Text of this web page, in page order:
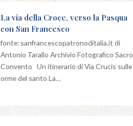
La via della Croce, verso la Pasqua
con San Francesco
fonte: sanfrancescopatronoditalia.it di
Antonio Tarallo Archivio Fotografico Sacro
Convento Un itinerario di Via Crucis sulle
orme del santo La…